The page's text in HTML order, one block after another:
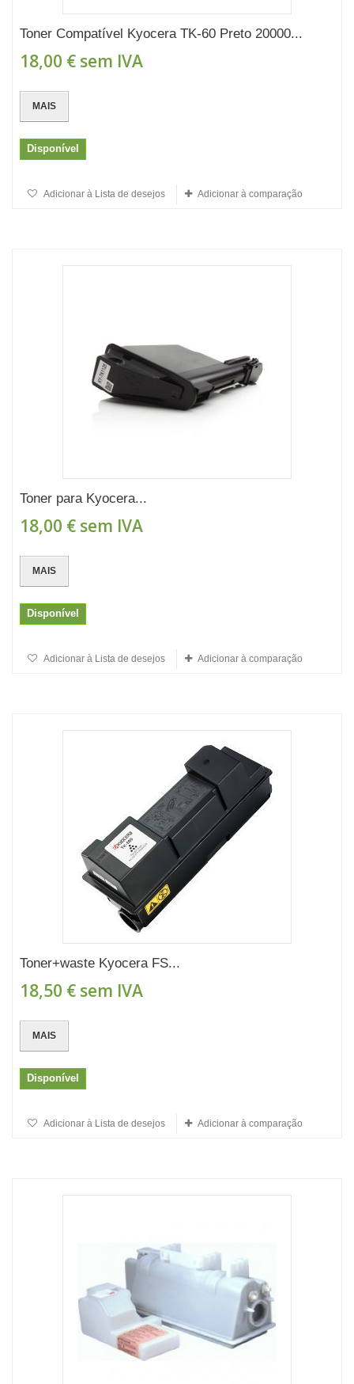
Toner Compatível Kyocera TK-60 Preto 20000...
18,00 € sem IVA
MAIS
Disponível
Adicionar à Lista de desejos Adicionar à comparação
Toner para Kyocera...
18,00 € sem IVA
MAIS
Disponível
Adicionar à Lista de desejos Adicionar à comparação
Toner+waste Kyocera FS...
18,50 € sem IVA
MAIS
Disponível
Adicionar à Lista de desejos Adicionar à comparação